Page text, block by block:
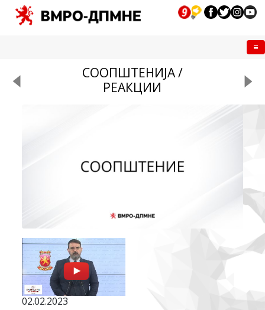
СООПШТЕНИЈА /
РЕАКЦИИ
02.02.2023